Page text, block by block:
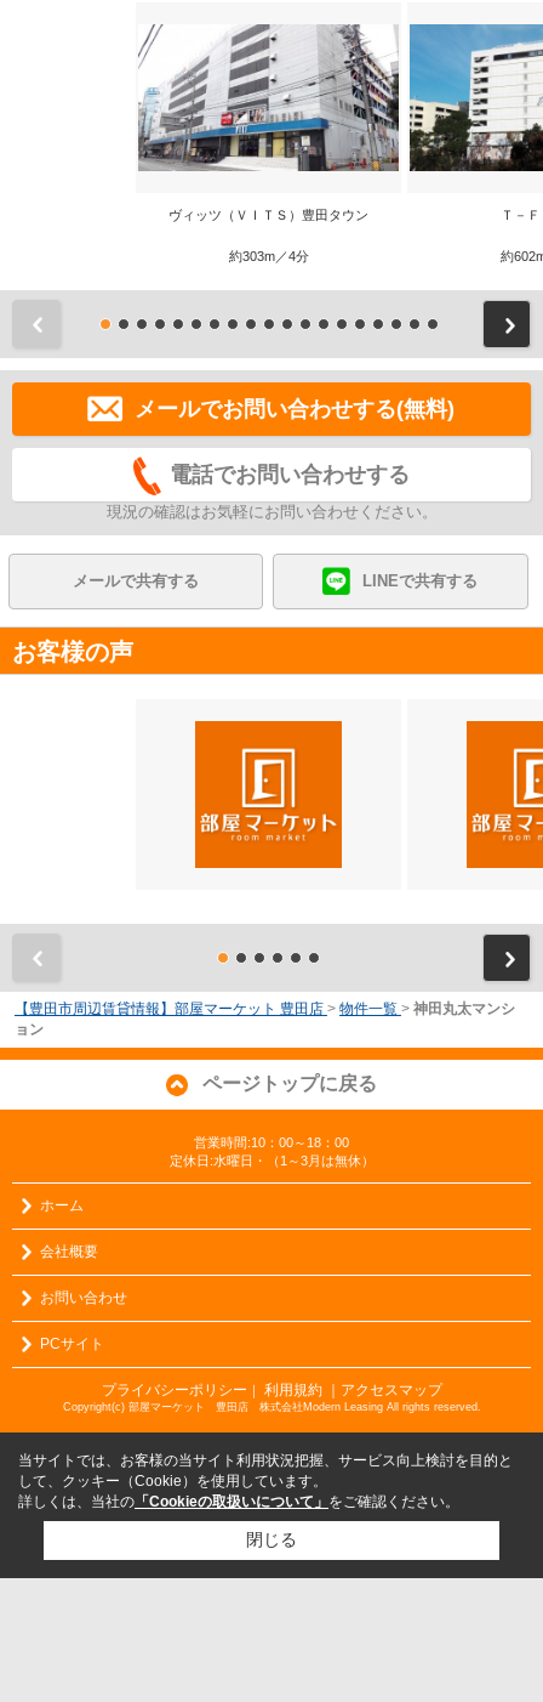
ヴィッツ（ＶＩＴＳ）豊田タウン
約303m／4分
Ｔ－
約
メールでお問い合わせする(無料)
電話でお問い合わせする
現況の確認はお気軽にお問い合わせください。
メールで共有する LINEで共有する
お客様の声
【豊田市周辺賃貸情報】部屋マーケット 豊田店 > 物件一覧 > 神田丸太マンシ
ョン
ページトップに戻る
営業時間:10：00～18：00
定休日:水曜日・（1～3月は無休）
ホーム
会社概要
お問い合わせ
PCサイト
プライバシーポリシー 利用規約 ｜アクセスマップ
Copyright(c) 部屋マーケット 豊田店 株式会社Modern Leasing All rights reserved.
当サイトでは、お客様の当サイト利用状況把握、サービス向上検討を目的と
して、クッキー（Cookie）を使用しています。
詳しくは、当社の 「Cookieの取扱いについて」 をご確認ください。
閉じる